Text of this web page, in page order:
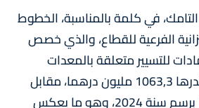
في كلمة بالمناسبة، الخطوط
الفرعية للقطاع، والذي خصص
للتسيير متعلقة بالمعدات
والنفقات المختلفة قدرها 1063,3 مليون درهما، مقابل
966,43 مليون درهما برسم سنة 2024، وهو ما يعكس